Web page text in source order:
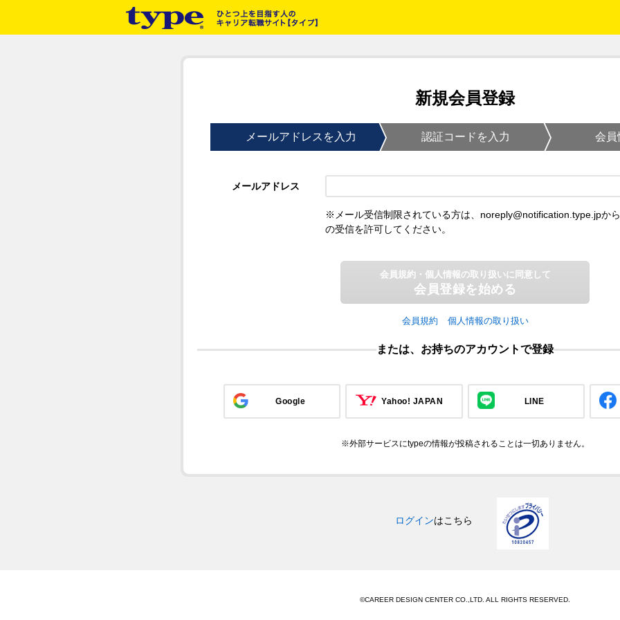
新規会員登録
メールアドレスを入力 認証コードを入力 会員
メールアドレス
※メール受信制限されている方は、noreply@notification.type.jpから
の受信を許可してください。
会員規約・個人情報の取り扱いに同意して
会員登録を始める
会員規約 個人情報の取り扱い
または、お持ちのアカウントで登録
Google Yahoo! JAPAN LINE
※外部サービスにtypeの情報が投稿されることは一切ありません。
ログインはこちら
©CAREER DESIGN CENTER CO.,LTD. ALL RIGHTS RESERVED.